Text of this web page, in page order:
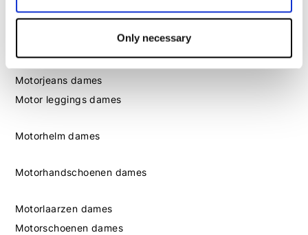
Only necessary
Motorjas dames
Motorpak dames
Motorjeans dames
Motor leggings dames
Motorhelm dames
Motorhandschoenen dames
Motorlaarzen dames
Motorschoenen dames